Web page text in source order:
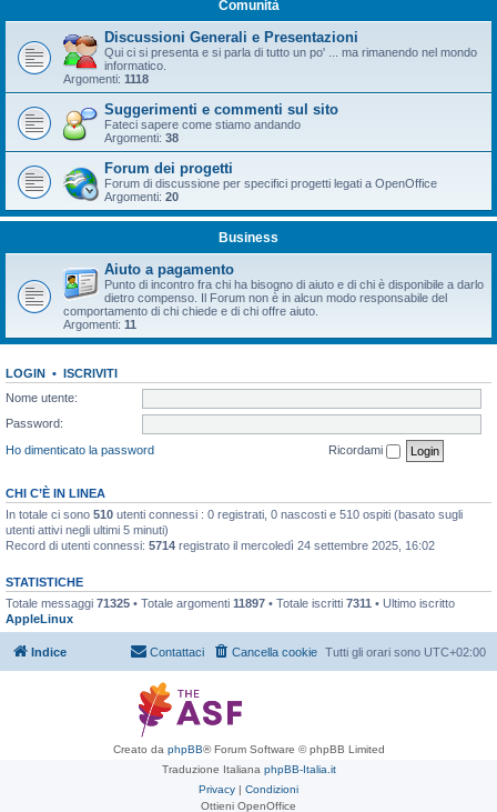
Comunità
Discussioni Generali e Presentazioni
Qui ci si presenta e si parla di tutto un po' ... ma rimanendo nel mondo
informatico.
Argomenti: 1118
Suggerimenti e commenti sul sito
Fateci sapere come stiamo andando
Argomenti: 38
Forum dei progetti
Forum di discussione per specifici progetti legati a OpenOffice
Argomenti: 20
Business
Aiuto a pagamento
Punto di incontro fra chi ha bisogno di aiuto e di chi è disponibile a darlo
dietro compenso. Il Forum non è in alcun modo responsabile del
comportamento di chi chiede e di chi offre aiuto.
Argomenti: 11
LOGIN • ISCRIVITI
Nome utente:
Password:
Ho dimenticato la password
Ricordami
CHI C’È IN LINEA
In totale ci sono 510 utenti connessi : 0 registrati, 0 nascosti e 510 ospiti (basato sugli
utenti attivi negli ultimi 5 minuti)
Record di utenti connessi: 5714 registrato il mercoledì 24 settembre 2025, 16:02
STATISTICHE
Totale messaggi 71325 • Totale argomenti 11897 • Totale iscritti 7311 • Ultimo iscritto
AppleLinux
Indice Tutti gli orari sono UTC+02:00
Cancella cookie
Contattaci
Creato da phpBB® Forum Software © phpBB Limited
Traduzione Italiana phpBB-Italia.it
Privacy | Condizioni
Ottieni OpenOffice